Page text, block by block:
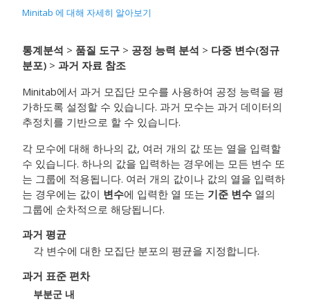
Minitab 에 대해 자세히 알아보기
통계분석 > 품질 도구 > 공정 능력 분석 > 다중 변수(정규
분포) > 과거 자료 참조
Minitab에서 과거 모집단 모수를 사용하여 공정 능력을 평
가하도록 설정할 수 있습니다. 과거 모수는 과거 데이터의
추정치를 기반으로 할 수 있습니다.
각 모수에 대해 하나의 값, 여러 개의 값 또는 열을 입력할
수 있습니다. 하나의 값을 입력하는 경우에는 모든 변수 또
는 그룹에 적용됩니다. 여러 개의 값이나 값의 열을 입력하
는 경우에는 값이 변수에 입력한 열 또는 기준 변수 열의
그룹에 순차적으로 해당됩니다.
과거 평균
각 변수에 대한 모집단 분포의 평균을 지정합니다.
과거 표준 편차
부분군 내